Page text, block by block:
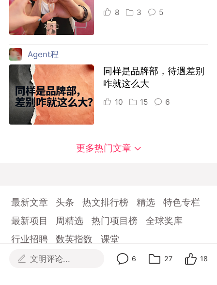
8 3 5
Agent程
同样是品牌部，待遇差别
咋就这么大
10 15 6
更多热门文章
最新文章 头条 热文排行榜 精选
特色专栏
最新项目
周精选 热门项目榜
全球奖库
行业招聘
数英指数 课堂
文明评论... 6 27 18